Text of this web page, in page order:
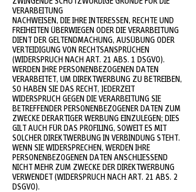
VERARBEITUNG
NACHWEISEN, DIE IHRE INTERESSEN, RECHTE UND
FREIHEITEN ÜBERWIEGEN ODER DIE VERARBEITUNG
DIENT DER GELTENDMACHUNG, AUSÜBUNG ODER
VERTEIDIGUNG VON RECHTSANSPRÜCHEN
(WIDERSPRUCH NACH ART. 21 ABS. 1 DSGVO).
WERDEN IHRE PERSONENBEZOGENEN DATEN
VERARBEITET, UM DIREKTWERBUNG ZU BETREIBEN,
SO HABEN SIE DAS RECHT, JEDERZEIT
WIDERSPRUCH GEGEN DIE VERARBEITUNG SIE
BETREFFENDER PERSONENBEZOGENER DATEN ZUM
ZWECKE DERARTIGER WERBUNG EINZULEGEN; DIES
GILT AUCH FÜR DAS PROFILING, SOWEIT ES MIT
SOLCHER DIREKTWERBUNG IN VERBINDUNG STEHT.
WENN SIE WIDERSPRECHEN, WERDEN IHRE
PERSONENBEZOGENEN DATEN ANSCHLIESSEND
NICHT MEHR ZUM ZWECKE DER DIREKTWERBUNG
VERWENDET (WIDERSPRUCH NACH ART. 21 ABS. 2
DSGVO).